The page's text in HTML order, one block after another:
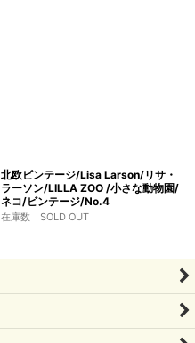
北欧ビンテージ/Lisa Larson/リサ・
ラーソン/LILLA ZOO /小さな動物園/
ネコ/ビンテージ/No.4
在庫数 SOLD OUT